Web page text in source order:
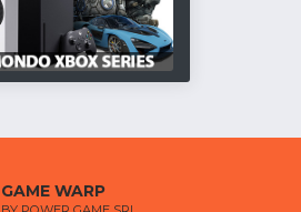
GAME WARP